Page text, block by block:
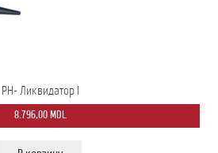
PH- Ликвидатор I
8.796,00 MDL